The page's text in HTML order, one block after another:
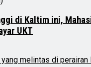
di Kaltim ini,
UKT